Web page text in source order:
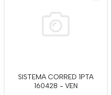
SISTEMA CORRED 1PTA
160428 - VEN